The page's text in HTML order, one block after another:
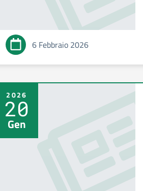
6 Febbraio 2026
2026
20
Gen